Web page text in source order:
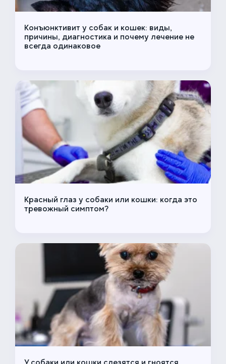
Конъюнктивит у собак и кошек: виды,
причины, диагностика и почему лечение не
всегда одинаковое
Красный глаз у собаки или кошки: когда это
тревожный симптом?